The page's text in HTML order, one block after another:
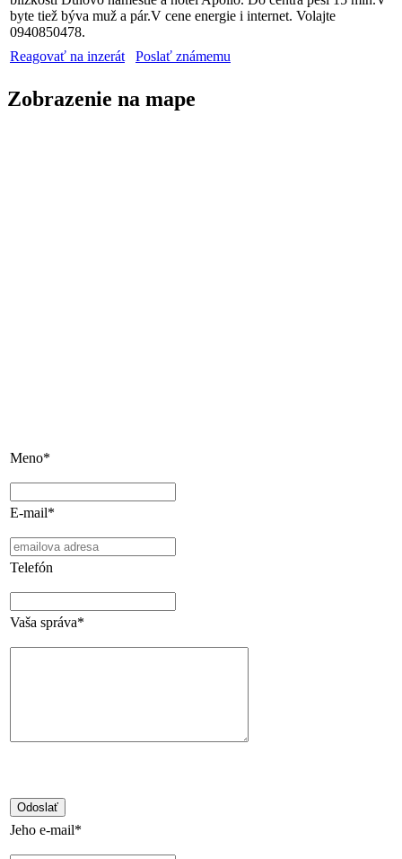
byte tiež býva muž a pár.V cene energie i internet. Volajte
0940850478.
Reagovať na inzerát
Poslať známemu
Zobrazenie na mape
Meno*
E-mail*
Telefón
Vaša správa*
Jeho e-mail*